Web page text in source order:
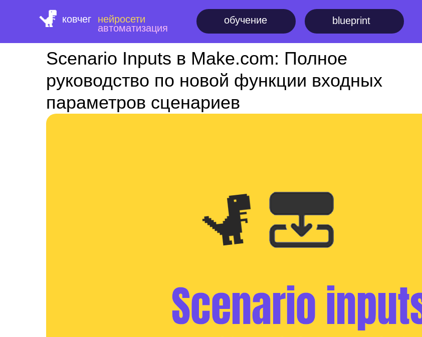
ковчег нейросети обучение blueprint
автоматизация
Scenario Inputs в Make.com: Полное
руководство по новой функции входных
параметров сценариев